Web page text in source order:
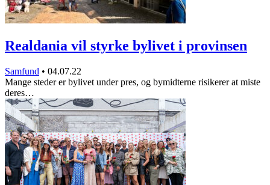
Realdania vil styrke bylivet i provinsen
Samfund • 04.07.22
Mange steder er bylivet under pres, og bymidterne risikerer at miste
deres…